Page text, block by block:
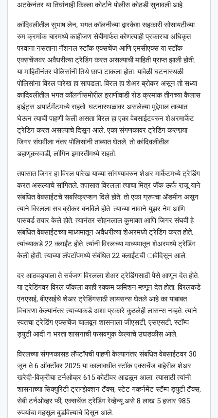
अटकेनंतर या तिघांनाही किल्ला कोर्टाने पोलीस कोठडी सुनावली आहे.
कांदिवलीतील सुभाष लेन, भगत कॉलनीच्या द्वारकेश सहकारी सोसायटीच्या
रुम क्रमांक चारमध्ये काहीजण सेबीमार्फत कोणत्याही प्रकारचा अधिकृत
परवाना नसताना नॅशनल स्टॉक एक्सचेंज आणि एमसीएक्स या स्टॉक
एक्सचेंजवर अवैधरीत्या ट्रेडिंग करत असल्याची माहिती प्राप्त झाली होती.
या माहितीनंतर पोलिसांनी तिथे छापा टाकला होता. यावेळी घटनास्थळी
पोलिसांना विरल पारेख हा सापडला. विरल हा शेअर ब्रोकर असून तो सध्या
कांदिवलीतील भगत कॉलनीसमोरील इराणीवाडी रोड क्रमांक तीनच्या कैलास
हाईट्स अपार्टमेंटमध्ये राहतो. घटनास्थळावर असलेल्या मुद्देमाल ताब्यात
घेऊन त्याची पाहणी केली असता विरल हा एका वेबसाईटवरुन शेअरमार्केट
ट्रेडिंग करत असल्याचे दिसून आले. एका संगणकावर ट्रेडिंग करणार्‍या
जिगर संघवीला नंतर पोलिसांनी ताब्यात घेतले. तो कांदिवलीतील
डहाणूकरवाडी, लॉगिन इमारतीमध्ये राहतो.
तपासात जिगर हा विरल पारेख याच्या सांगण्यावरुन शेअर मार्केटमध्ये ट्रेडिंग
करत असल्याचे सांगितले. तपासात विरलला त्याचा मित्र जॅक ऊर्फ राजू याने
संबंधित वेबसाईटचे सबस्क्रिप्शन दिले होते. तो एका ग्रुपचा अ‍ॅडमीन असून
त्याने विरलला सब ब्रोकर बनविले होते. त्याच्या नावाने युझर नेम आणि
पासवर्ड तयार केले होते. त्यानंतर सोहनलाल कुमावत आणि जिगर संघवी हे
संबंधित वेबसाईटच्या माध्यमातून अवैधरीत्या शेअरमध्ये ट्रेडिंग करत होते.
त्यांच्याकडे 22 क्लाईंट होते. त्यांनी विरलच्या माध्यमातून शेअरमध्ये ट्रेडिंग
केली होती. त्याच्या लॅपटॉपमध्ये संबंधित 22 क्लाईंटची ावेदिसून आले.
दर आठवड्याला ते सर्वजण विरलला शेअर ट्रेडिंगसाठी पैसे आणून देत होते.
या ट्रेडिंगवर विरल जॅकला काही रक्कम कमिशन म्हणून देत होता. विरलकडे
एनएसई, बीएसईचे शेअर ट्रेडिंगसाठी लायसन्स घेतले आहे का याबाबत
विचारणा केल्यानंतर त्याच्याकडे अशा प्रकारे कुठलेही लासन्स नव्हते. त्याने
स्वतचा ट्रेडिंग एक्सचेंज चालवून शासनाला जीएसटी, एसएसटी, स्टॉम्प
ड्युटी आदी न भरता शासनाची फसवणुक केल्याचे उघडकीस आले.
विरलच्या संगणकासह लॅपटॉपची पाहणी केल्यानंतर संबंधित वेबसाईटवर 30
जून ते 6 ऑक्टोंबर 2025 या कालावधीत स्टॉक एक्सचेंज बाहेरील शेअर
खरेदी-विक्रीचा टर्नओव्हर 615 कोटीवर आढळून आला. त्यासाठी त्यांनी
शासनाच्या सिक्युरिटी ट्रान्झेक्शन टॅक्स, स्टेट गव्हर्नमेंट स्टॅम्प ड्युटी टॅक्स,
सेबी टर्नओव्हर फी, एक्सचेंज ट्रेडिंग रेव्हेन्यू असे 8 लाख 5 हजार 985
रुपयांचा महसूल बुडविल्याचे दिसून आले.